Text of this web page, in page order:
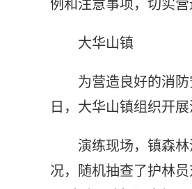
例和注意事项，切实
大华山镇
为营造良好的消
日，大华山镇组织开展
演练现场，镇森
况，随机抽查了护林